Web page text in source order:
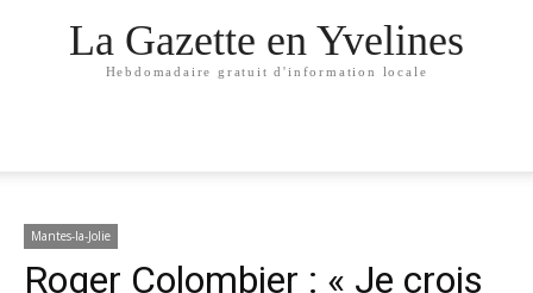
La Gazette en Yvelines
Hebdomadaire gratuit d'information locale
Mantes-la-Jolie
Roger Colombier : « Je crois